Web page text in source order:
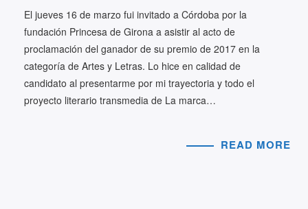
El jueves 16 de marzo fui invitado a Córdoba por la
fundación Princesa de Girona a asistir al acto de
proclamación del ganador de su premio de 2017 en la
categoría de Artes y Letras. Lo hice en calidad de
candidato al presentarme por mi trayectoria y todo el
proyecto literario transmedia de La marca…
READ MORE